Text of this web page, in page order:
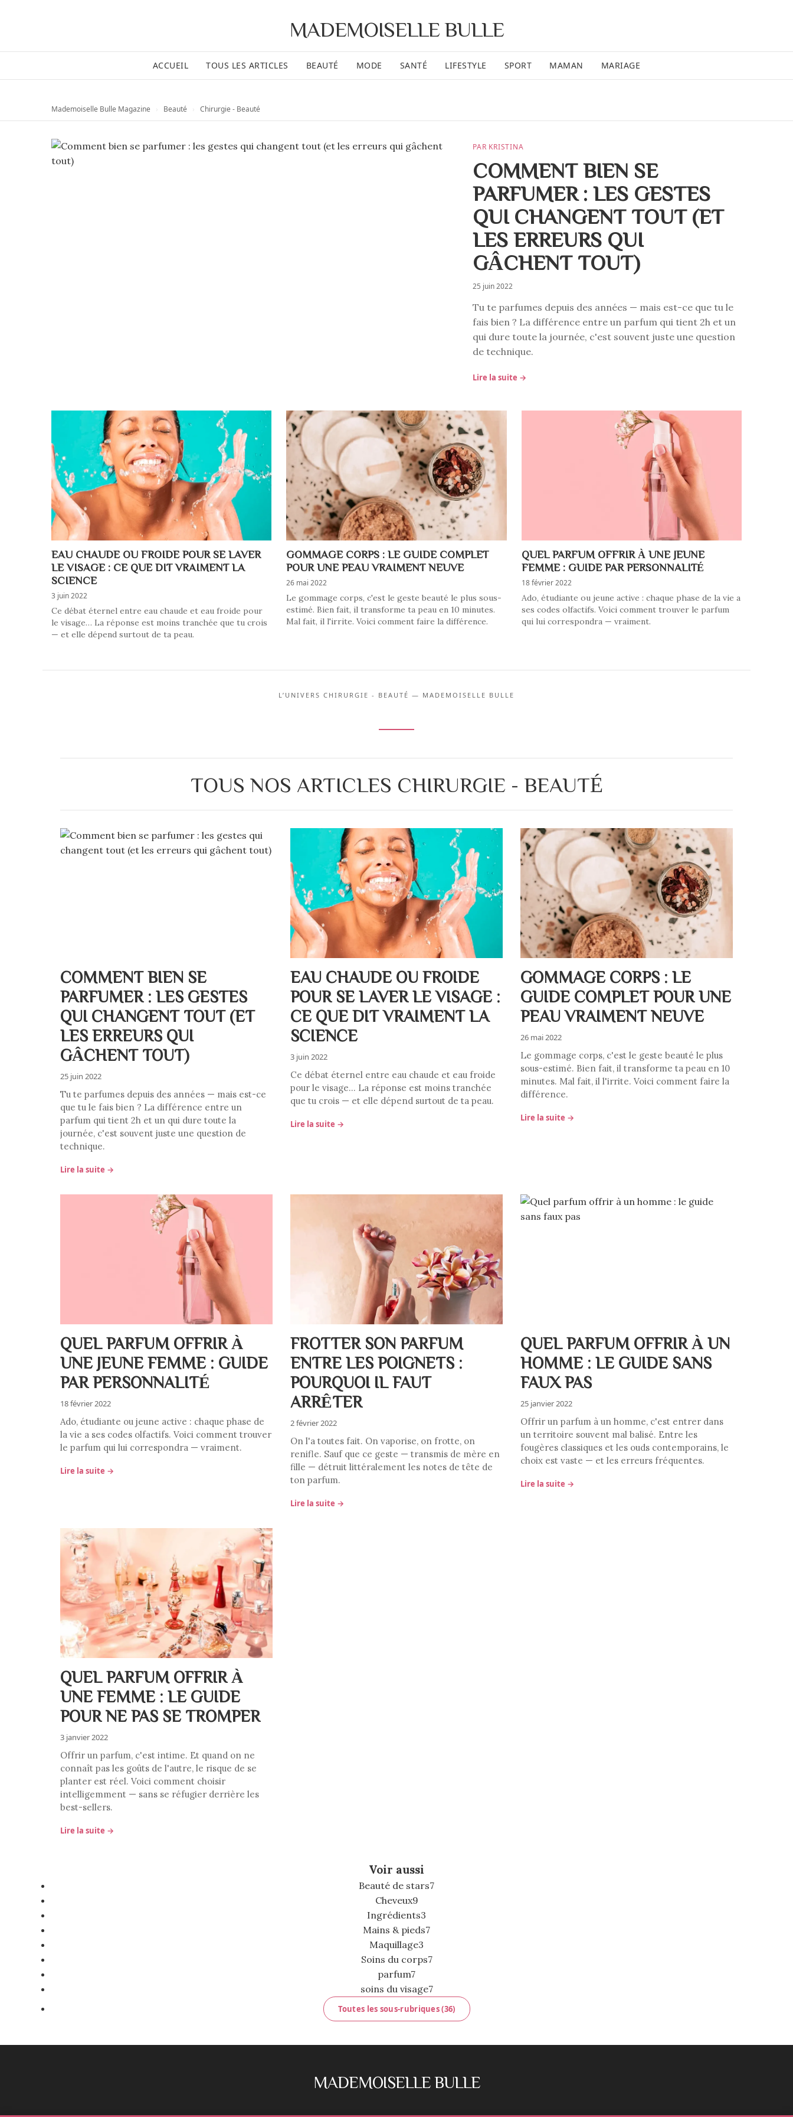
MADEMOISELLE BULLE
ACCUEIL TOUS LES ARTICLES BEAUTÉ MODE SANTÉ LIFESTYLE SPORT MAMAN MARIAGE
Mademoiselle Bulle Magazine Beauté Chirurgie - Beauté
PAR KRISTINA
COMMENT BIEN SE
PARFUMER : LES GESTES
QUI CHANGENT TOUT (ET
LES ERREURS QUI
GÂCHENT TOUT)
25 juin 2022
Tu te parfumes depuis des années — mais est-ce que tu le
fais bien ? La différence entre un parfum qui tient 2h et un
qui dure toute la journée, c'est souvent juste une question
de technique.
Lire la suite →
EAU CHAUDE OU FROIDE POUR SE LAVER
LE VISAGE : CE QUE DIT VRAIMENT LA
SCIENCE
3 juin 2022
Ce débat éternel entre eau chaude et eau froide pour
le visage… La réponse est moins tranchée que tu crois
— et elle dépend surtout de ta peau.
GOMMAGE CORPS : LE GUIDE COMPLET
POUR UNE PEAU VRAIMENT NEUVE
26 mai 2022
Le gommage corps, c'est le geste beauté le plus sous-
estimé. Bien fait, il transforme ta peau en 10 minutes.
Mal fait, il l'irrite. Voici comment faire la différence.
QUEL PARFUM OFFRIR À UNE JEUNE
FEMME : GUIDE PAR PERSONNALITÉ
18 février 2022
Ado, étudiante ou jeune active : chaque phase de la vie a
ses codes olfactifs. Voici comment trouver le parfum
qui lui correspondra — vraiment.
L’UNIVERS CHIRURGIE - BEAUTÉ — MADEMOISELLE BULLE
TOUS NOS ARTICLES CHIRURGIE - BEAUTÉ
COMMENT BIEN SE
PARFUMER : LES GESTES
QUI CHANGENT TOUT (ET
LES ERREURS QUI
GÂCHENT TOUT)
25 juin 2022
Tu te parfumes depuis des années — mais est-ce
que tu le fais bien ? La différence entre un
parfum qui tient 2h et un qui dure toute la
journée, c'est souvent juste une question de
technique.
Lire la suite →
EAU CHAUDE OU FROIDE
POUR SE LAVER LE VISAGE :
CE QUE DIT VRAIMENT LA
SCIENCE
3 juin 2022
Ce débat éternel entre eau chaude et eau froide
pour le visage… La réponse est moins tranchée
que tu crois — et elle dépend surtout de ta peau.
Lire la suite →
GOMMAGE CORPS : LE
GUIDE COMPLET POUR UNE
PEAU VRAIMENT NEUVE
26 mai 2022
Le gommage corps, c'est le geste beauté le plus
sous-estimé. Bien fait, il transforme ta peau en 10
minutes. Mal fait, il l'irrite. Voici comment faire la
différence.
Lire la suite →
QUEL PARFUM OFFRIR À
UNE JEUNE FEMME : GUIDE
PAR PERSONNALITÉ
18 février 2022
Ado, étudiante ou jeune active : chaque phase de
la vie a ses codes olfactifs. Voici comment trouver
le parfum qui lui correspondra — vraiment.
Lire la suite →
FROTTER SON PARFUM
ENTRE LES POIGNETS :
POURQUOI IL FAUT
ARRÊTER
2 février 2022
On l'a toutes fait. On vaporise, on frotte, on
renifle. Sauf que ce geste — transmis de mère en
fille — détruit littéralement les notes de tête de
ton parfum.
Lire la suite →
QUEL PARFUM OFFRIR À UN
HOMME : LE GUIDE SANS
FAUX PAS
25 janvier 2022
Offrir un parfum à un homme, c'est entrer dans
un territoire souvent mal balisé. Entre les
fougères classiques et les ouds contemporains, le
choix est vaste — et les erreurs fréquentes.
Lire la suite →
QUEL PARFUM OFFRIR À
UNE FEMME : LE GUIDE
POUR NE PAS SE TROMPER
3 janvier 2022
Offrir un parfum, c'est intime. Et quand on ne
connaît pas les goûts de l'autre, le risque de se
planter est réel. Voici comment choisir
intelligemment — sans se réfugier derrière les
best-sellers.
Lire la suite →
Voir aussi
Beauté de stars7
Cheveux9
Ingrédients3
Mains & pieds7
Maquillage3
Soins du corps7
parfum7
soins du visage7
Toutes les sous-rubriques (36)
MADEMOISELLE BULLE